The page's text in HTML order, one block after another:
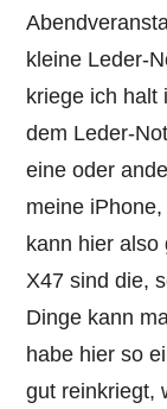
kleine Leder-
kriege ich halt
dem Leder-
eine oder
meine
kann hier also
X47 sind die,
Dinge kann
habe hier so
gut reinkriegt,